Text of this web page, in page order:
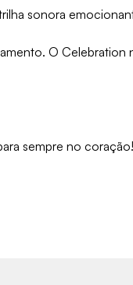
sonora
O
sempre no coração!